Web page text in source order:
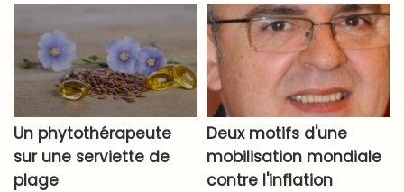
Un phytothérapeute
sur une serviette de
plage
Deux motifs d'une
mobilisation mondiale
contre l'inflation